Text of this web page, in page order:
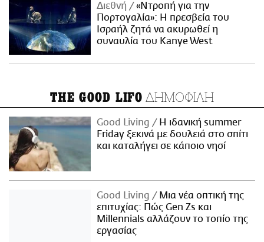
Διεθνή
«Ντροπή για την
Πορτογαλία»: Η πρεσβεία του
Ισραήλ ζητά να ακυρωθεί η
συναυλία του Kanye West
THE GOOD LIFO ΔΗΜΟΦΙΛΗ
Good Living
Η ιδανική summer
Friday ξεκινά με δουλειά στο σπίτι
και καταλήγει σε κάποιο νησί
Good Living
Μια νέα οπτική της
επιτυχίας: Πώς Gen Zs και
Millennials αλλάζουν το τοπίο της
εργασίας